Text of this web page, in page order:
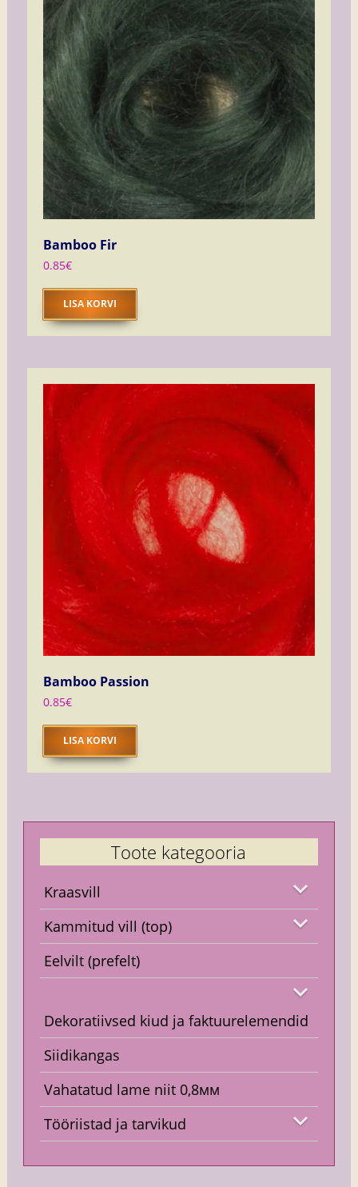
Bamboo Fir
0.85€
LISA KORVI
Bamboo Passion
0.85€
LISA KORVI
Toote kategooria
Kraasvill
Kammitud vill (top)
Eelvilt (prefelt)
Dekoratiivsed kiud ja faktuurelemendid
Siidikangas
Vahatatud lame niit 0,8мм
Tööriistad ja tarvikud